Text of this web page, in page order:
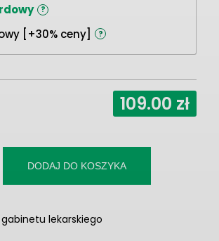
?
[+30% ceny] ?
109.00 zł
DODAJ DO KOSZYKA
lekarskiego